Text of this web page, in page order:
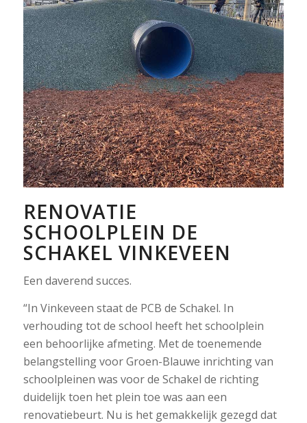
RENOVATIE
SCHOOLPLEIN DE
SCHAKEL VINKEVEEN
Een daverend succes.
“In Vinkeveen staat de PCB de Schakel. In
verhouding tot de school heeft het schoolplein
een behoorlijke afmeting. Met de toenemende
belangstelling voor Groen-Blauwe inrichting van
schoolpleinen was voor de Schakel de richting
duidelijk toen het plein toe was aan een
renovatiebeurt. Nu is het gemakkelijk gezegd dat